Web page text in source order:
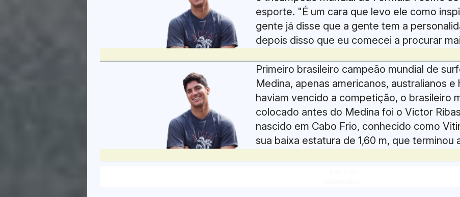
esporte. "É um cara que levo ele como
gente já disse que a gente tem a
depois disso que eu comecei a procurar
Primeiro brasileiro campeão mundial de
Medina, apenas americanos, australianos e
haviam vencido a competição, o brasileiro
colocado antes do Medina foi o Victor
nascido em Cabo Frio, conhecido como
sua baixa estatura de 1,60 m, que terminou